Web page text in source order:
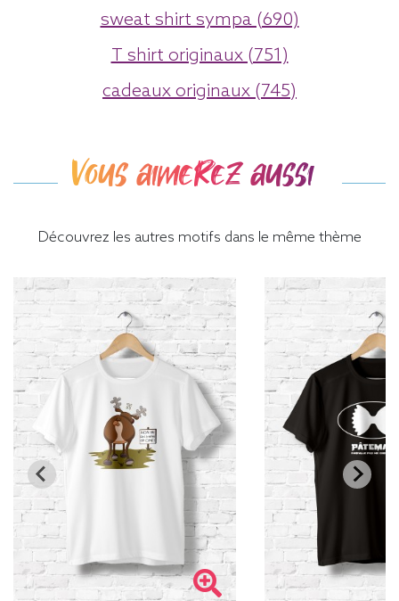
sweat shirt sympa (690)
T shirt originaux (751)
cadeaux originaux (745)
Vous aimerez aussi
Découvrez les autres motifs dans le même thème